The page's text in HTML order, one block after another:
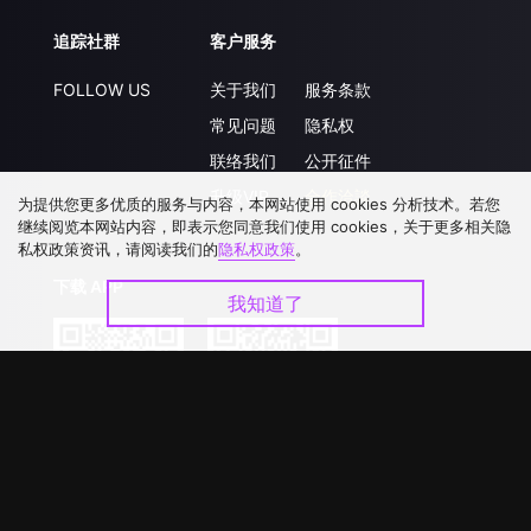
追踪社群
FOLLOW US
客户服务
关于我们
常见问题
联络我们
升级VIP
服务条款
隐私权
公开征件
合作洽談
下载 APP
为提供您更多优质的服务与内容，本网站使用 cookies 分析技术。若您
继续阅览本网站内容，即表示您同意我们使用 cookies，关于更多相关隐
私权政策资讯，请阅读我们的隐私权政策。
我知道了